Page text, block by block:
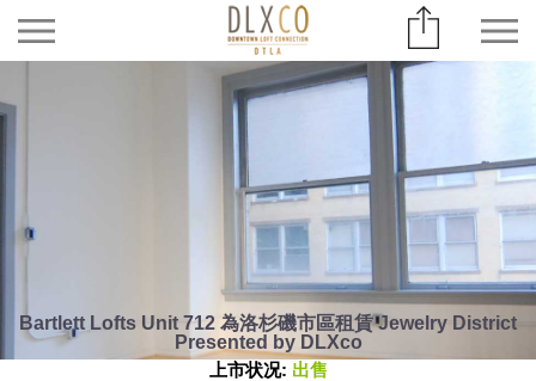
Bartlett Lofts Unit 712 為洛杉磯市區租賃 Jewelry District
Presented by DLXco
上市状况: 出售